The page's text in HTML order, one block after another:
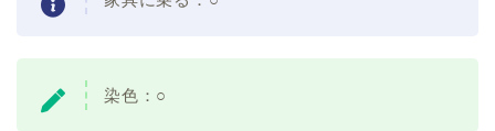
染色：○